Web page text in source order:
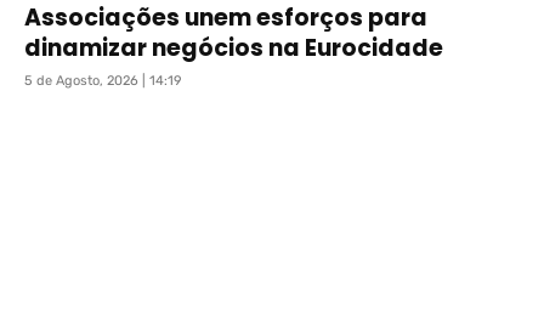
Associações unem esforços para
dinamizar negócios na Eurocidade
5 de Agosto, 2026 | 14:19